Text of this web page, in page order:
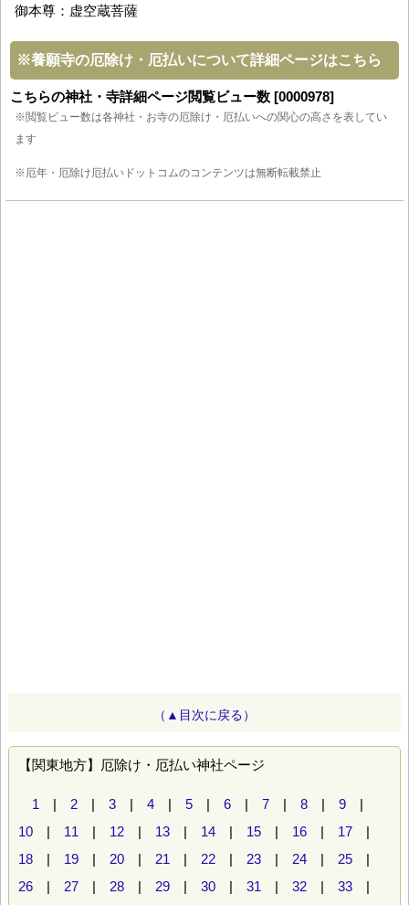
御本尊：虚空蔵菩薩
※養願寺の厄除け・厄払いについて詳細ページはこちら
こちらの神社・寺詳細ページ閲覧ビュー数 [0000978]
※閲覧ビュー数は各神社・お寺の厄除け・厄払いへの関心の高さを表してい
ます
※厄年・厄除け厄払いドットコムのコンテンツは無断転載禁止
（▲目次に戻る）
【関東地方】厄除け・厄払い神社ページ
1 | 2 | 3 | 4 | 5 | 6 | 7 | 8 | 9 |
10 | 11 | 12 | 13 | 14 | 15 | 16 | 17 |
18 | 19 | 20 | 21 | 22 | 23 | 24 | 25 |
26 | 27 | 28 | 29 | 30 | 31 | 32 | 33 |